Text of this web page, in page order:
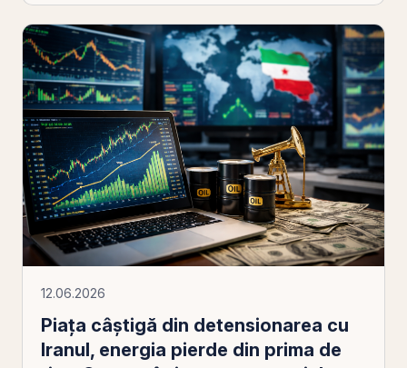
12.06.2026
Piața câștigă din detensionarea cu
Iranul, energia pierde din prima de